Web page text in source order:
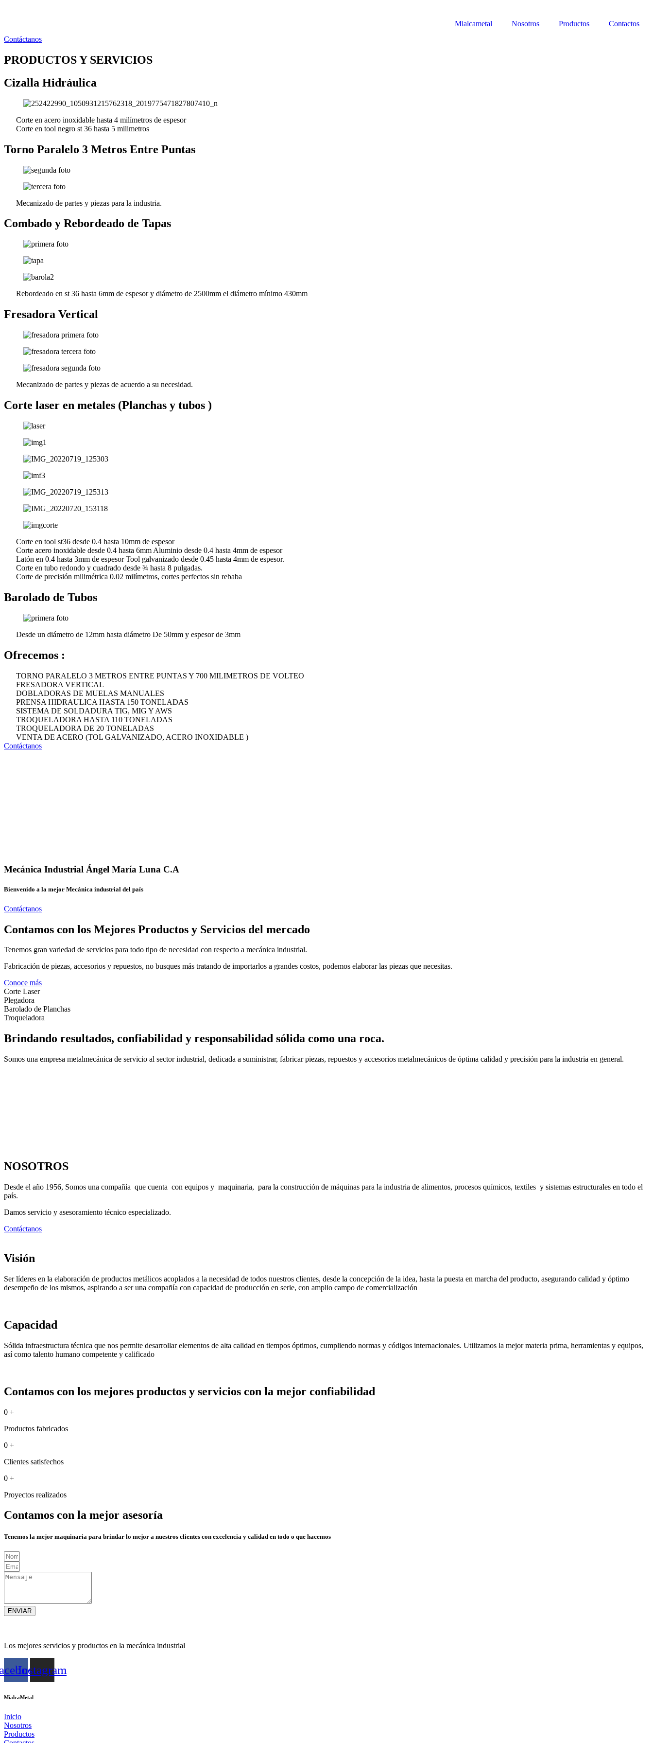
Mialcametal Nosotros Productos
Contactos
Contáctanos
PRODUCTOS Y SERVICIOS
Cizalla Hidráulica
Corte en acero inoxidable hasta 4 milímetros de espesor
Corte en tool negro st 36 hasta 5 milimetros
Torno Paralelo 3 Metros Entre Puntas
Mecanizado de partes y piezas para la industria.
Combado y Rebordeado de Tapas
Rebordeado en st 36 hasta 6mm de espesor y diámetro de 2500mm el diámetro mínimo 430mm
Fresadora Vertical
Mecanizado de partes y piezas de acuerdo a su necesidad.
Corte laser en metales (Planchas y tubos )
Corte en tool st36 desde 0.4 hasta 10mm de espesor
Corte acero inoxidable desde 0.4 hasta 6mm Aluminio desde 0.4 hasta 4mm de espesor
Latón en 0.4 hasta 3mm de espesor Tool galvanizado desde 0.45 hasta 4mm de espesor.
Corte en tubo redondo y cuadrado desde ¾ hasta 8 pulgadas.
Corte de precisión milimétrica 0.02 milímetros, cortes perfectos sin rebaba
Barolado de Tubos
Desde un diámetro de 12mm hasta diámetro De 50mm y espesor de 3mm
Ofrecemos :
TORNO PARALELO 3 METROS ENTRE PUNTAS Y 700 MILIMETROS DE VOLTEO
FRESADORA VERTICAL
DOBLADORAS DE MUELAS MANUALES
PRENSA HIDRAULICA HASTA 150 TONELADAS
SISTEMA DE SOLDADURA TIG, MIG Y AWS
TROQUELADORA HASTA 110 TONELADAS
TROQUELADORA DE 20 TONELADAS
VENTA DE ACERO (TOL GALVANIZADO, ACERO INOXIDABLE )
Contáctanos
Mecánica Industrial Ángel María Luna C.A
Bienvenido a la mejor Mecánica industrial del país
Contáctanos
Contamos con los Mejores Productos y Servicios del mercado
Tenemos gran variedad de servicios para todo tipo de necesidad con respecto a mecánica industrial.
Fabricación de piezas, accesorios y repuestos, no busques más tratando de importarlos a grandes costos, podemos elaborar las piezas que necesitas.
Conoce más
Corte Laser
Plegadora
Barolado de Planchas
Troqueladora
Brindando resultados, confiabilidad y responsabilidad sólida como una roca.
Somos una empresa metalmecánica de servicio al sector industrial, dedicada a suministrar, fabricar piezas, repuestos y accesorios metalmecánicos de óptima calidad y precisión para la industria en general.
NOSOTROS
Desde el año 1956, Somos una compañía que cuenta con equipos y maquinaria, para la construcción de máquinas para la industria de alimentos, procesos químicos, textiles y sistemas estructurales en todo el
país.
Damos servicio y asesoramiento técnico especializado.
Contáctanos
Visión
Ser líderes en la elaboración de productos metálicos acoplados a la necesidad de todos nuestros clientes, desde la concepción de la idea, hasta la puesta en marcha del producto, asegurando calidad y óptimo
desempeño de los mismos, aspirando a ser una compañía con capacidad de producción en serie, con amplio campo de comercialización
Capacidad
Sólida infraestructura técnica que nos permite desarrollar elementos de alta calidad en tiempos óptimos, cumpliendo normas y códigos internacionales. Utilizamos la mejor materia prima, herramientas y equipos,
así como talento humano competente y calificado
Contamos con los mejores productos y servicios con la mejor confiabilidad
0 +
Productos fabricados
0 +
Clientes satisfechos
0 +
Proyectos realizados
Contamos con la mejor asesoría
Tenemos la mejor maquinaria para brindar lo mejor a nuestros clientes con excelencia y calidad en todo o que hacemos
ENVIAR
Los mejores servicios y productos en la mecánica industrial
Instagram
MialcaMetal
Inicio
Nosotros
Productos